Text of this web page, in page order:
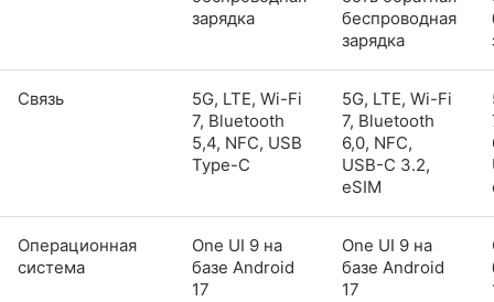
зарядка
беспроводная
зарядка
Связь
5G, LTE, Wi-Fi
7, Bluetooth
5,4, NFC, USB
Type-C
5G, LTE, Wi-Fi
7, Bluetooth
6,0, NFC,
USB-C 3.2,
eSIM
Операционная
система
One UI 9 на
базе Android
17
One UI 9 на
базе Android
17